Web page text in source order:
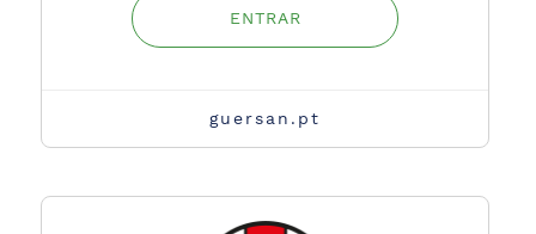
ENTRAR
guersan.pt